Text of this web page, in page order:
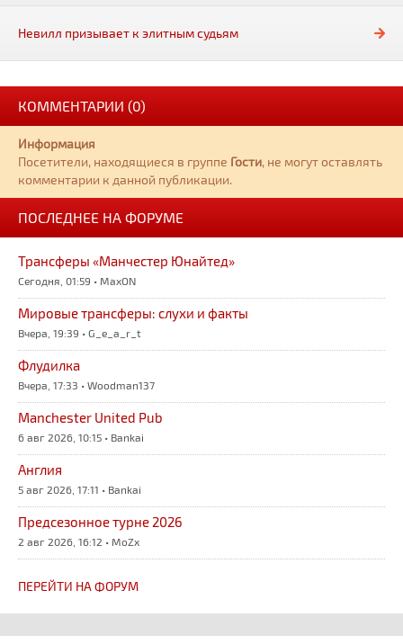
Невилл призывает к элитным судьям
КОММЕНТАРИИ (0)
Информация
Посетители, находящиеся в группе Гости, не могут оставлять
комментарии к данной публикации.
ПОСЛЕДНЕЕ НА ФОРУМЕ
Трансферы «Манчестер Юнайтед»
Сегодня, 01:59 • MaxON
Мировые трансферы: слухи и факты
Вчера, 19:39 • G_e_a_r_t
Флудилка
Вчера, 17:33 • Woodman137
Manchester United Pub
6 авг 2026, 10:15 • Bankai
Англия
5 авг 2026, 17:11 • Bankai
Предсезонное турне 2026
2 авг 2026, 16:12 • MoZx
ПЕРЕЙТИ НА ФОРУМ